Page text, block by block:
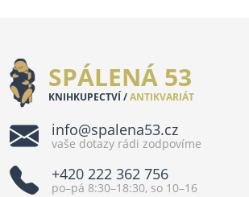
SPÁLENÁ 53
KNIHKUPECTVÍ /ANTIKVARIÁT
info@spalena53.cz
vaše dotazy rádi zodpovíme
+420 222 362 756
po–pá 8:30–18:30, so 10–16